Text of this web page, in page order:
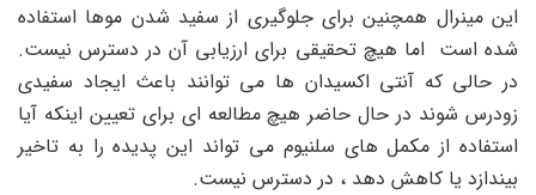
این مینرال همچنین برای جلوگیری از سفید شدن موها استفاده
شده است اما هیچ تحقیقی برای ارزیابی آن در دسترس نیست.
در حالی که آنتی اکسیدان ها می توانند باعث ایجاد سفیدی
زودرس شوند در حال حاضر هیچ مطالعه ای برای تعیین اینکه آیا
استفاده از مکمل های سلنیوم می تواند این پدیده را به تاخیر
بیندازد یا کاهش دهد ، در دسترس نیست.